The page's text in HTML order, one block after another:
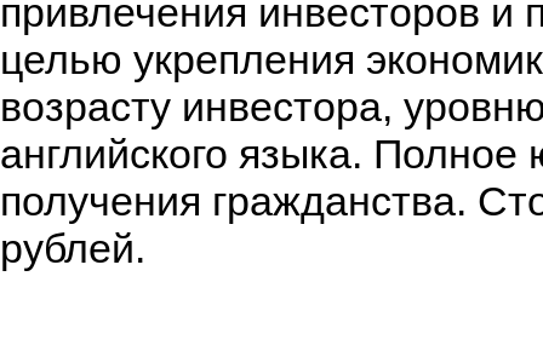
привлечения инвесторов и
целью укрепления
возрасту инвестора,
английского языка.
получения гражданства.
рублей.